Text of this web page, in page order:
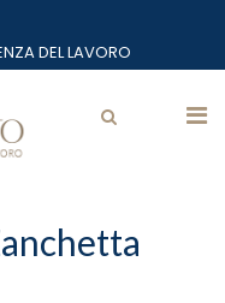
DEL LAVORO